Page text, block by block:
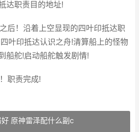
达职责目的地址!
后！沿着上空显现的四叶印抵达职
叶印抵达认识之舟!清算船上的怪物
船舵!启动船舵触发剧情!
职责完成!
原神雷泽配什么副c